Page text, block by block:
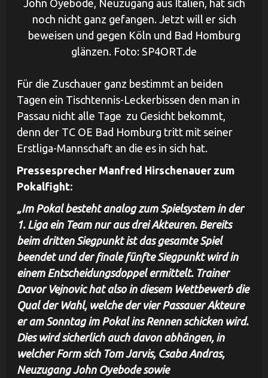
John Oyebode, Neuzugang aus Italien, hat sich
noch nicht ganz gefangen. Jetzt will er sich
beweisen und gegen Köln und Bad Homburg
glänzen. Foto: SP4ORT.de
Für die Zuschauer ganz bestimmt an beiden
Tagen ein Tischtennis-Leckerbissen den man in
Passau nicht alle Tage zu Gesicht bekommt,
denn der TC OE Bad Homburg tritt mit seiner
Erstliga-Mannschaft an die es in sich hat.
Pressesprecher Manfred Hirschenauer zum
Pokalfight:
„Im Pokal besteht analog zum Spielsystem in der
1. Liga ein Team nur aus drei Akteuren. Bereits
beim dritten Siegpunkt ist das gesamte Spiel
beendet und der finale fünfte Siegpunkt wird in
einem Entscheidungsdoppel ermittelt. Trainer
Davor Vejnovic hat also in diesem Wettbewerb die
Qual der Wahl, welche der vier Passauer Akteure
er am Sonntag im Pokal ins Rennen schicken wird.
Dies wird sicherlich auch davon abhängen, in
welcher Form sich Tom Jarvis, Csaba Andras,
Neuzugang John Oyebode sowie